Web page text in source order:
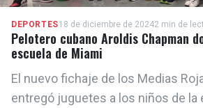
DEPORTES18 de diciembre de 20242 min de
Pelotero cubano Aroldis Chapman
escuela de Miami
El nuevo fichaje de los Medias
entregó juguetes a los niños de la